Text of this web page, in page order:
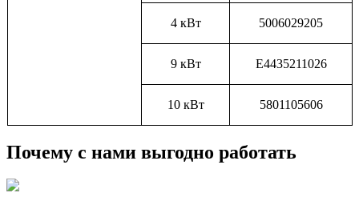
4 кВт 5006029205
9 кВт E4435211026
10 кВт 5801105606
Почему с нами выгодно работать